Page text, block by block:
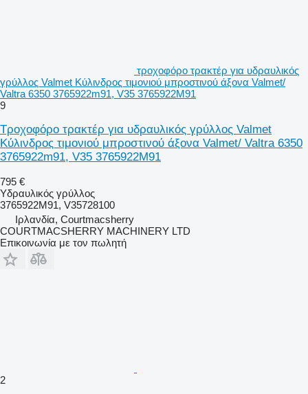
τροχοφόρο τρακτέρ για υδραυλικός
γρύλλος Valmet Κύλινδρος τιμονιού μπροστινού άξονα Valmet/
Valtra 6350 3765922m91, V35 3765922M91
9
Τροχοφόρο τρακτέρ για υδραυλικός γρύλλος Valmet
Κύλινδρος τιμονιού μπροστινού άξονα Valmet/ Valtra 6350
3765922m91, V35 3765922M91
795 €
Υδραυλικός γρύλλος
3765922M91, V35728100
Ιρλανδία, Courtmacsherry
COURTMACSHERRY MACHINERY LTD
Επικοινωνία με τον πωλητή
2